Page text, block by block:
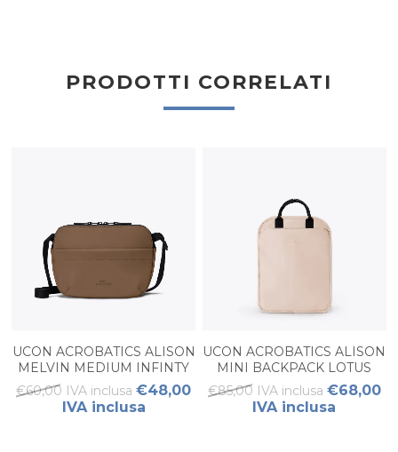
PRODOTTI CORRELATI
UCON ACROBATICS ALISON
MELVIN MEDIUM INFINTY
CHESTNUT
€60,00 IVA inclusa €48,00
IVA inclusa
UCON ACROBATICS ALISON
MINI BACKPACK LOTUS
APRICOT
€85,00 IVA inclusa €68,00
IVA inclusa